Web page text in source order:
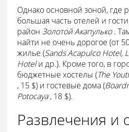
Однако основной зоной, где
большая часть отелей и
район Золотой Акапулько.
найти не очень дорогое (от
жилье (Sands Acapulco Hotel,
Hotelи др.). Кроме того, в
бюджетные хостелы (The
, 15 $) и гостевые дома (
Potocaya, 18 $).
Развлечения и